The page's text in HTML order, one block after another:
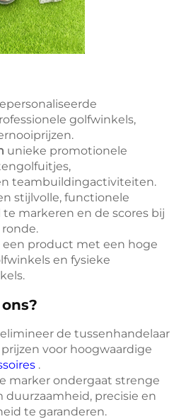
golfwinkels,
unieke promotionele
teambuildingactiviteiten.
stijlvolle, functionele
te markeren en de scores bij
een product met een hoge
en fysieke
elimineer de tussenhandelaar
voor hoogwaardige
.
marker ondergaat strenge
precisie en
te garanderen.